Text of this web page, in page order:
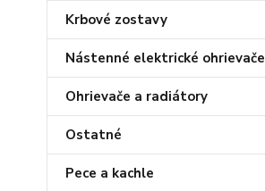
Krbové zostavy
Nástenné elektrické ohrievače
Ohrievače a radiátory
Ostatné
Pece a kachle